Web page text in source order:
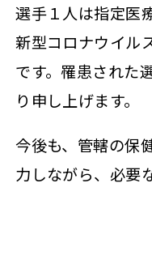
選手１人は指定医
新型コロナウイル
です。罹患された
り申し上げます。
今後も、管轄の保
力しながら、必要